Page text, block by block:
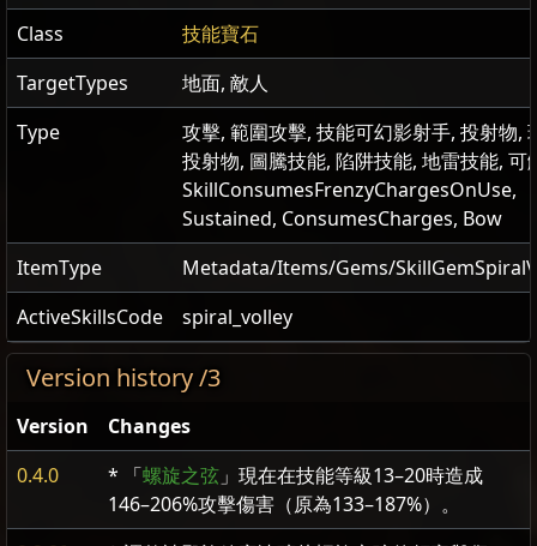
Class
技能寶石
TargetTypes
地面, 敵人
Type
攻擊, 範圍攻擊, 技能可幻影射手, 投射物,
投射物, 圖騰技能, 陷阱技能, 地雷技能, 可
SkillConsumesFrenzyChargesOnUse,
Sustained, ConsumesCharges, Bow
ItemType
Metadata/Items/Gems/
ActiveSkillsCode
spiral_volley
Version history /3
Version
Changes
0.4.0
* 「螺旋之弦 」現在在技能等級13–20時造成
146–206%攻擊傷害（原為133–187%）。